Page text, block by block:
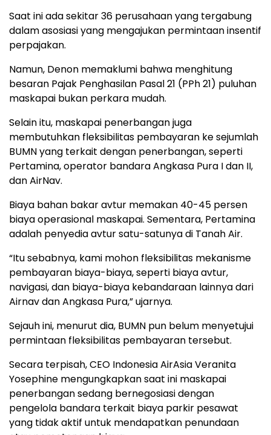
Saat ini ada sekitar 36 perusahaan yang tergabung
dalam asosiasi yang mengajukan permintaan insentif
perpajakan.
Namun, Denon memaklumi bahwa menghitung
besaran Pajak Penghasilan Pasal 21 (PPh 21) puluhan
maskapai bukan perkara mudah.
Selain itu, maskapai penerbangan juga
membutuhkan fleksibilitas pembayaran ke sejumlah
BUMN yang terkait dengan penerbangan, seperti
Pertamina, operator bandara Angkasa Pura I dan II,
dan AirNav.
Biaya bahan bakar avtur memakan 40-45 persen
biaya operasional maskapai. Sementara, Pertamina
adalah penyedia avtur satu-satunya di Tanah Air.
“Itu sebabnya, kami mohon fleksibilitas mekanisme
pembayaran biaya-biaya, seperti biaya avtur,
navigasi, dan biaya-biaya kebandaraan lainnya dari
Airnav dan Angkasa Pura,” ujarnya.
Sejauh ini, menurut dia, BUMN pun belum menyetujui
permintaan fleksibilitas pembayaran tersebut.
Secara terpisah, CEO Indonesia AirAsia Veranita
Yosephine mengungkapkan saat ini maskapai
penerbangan sedang bernegosiasi dengan
pengelola bandara terkait biaya parkir pesawat
yang tidak aktif untuk mendapatkan penundaan